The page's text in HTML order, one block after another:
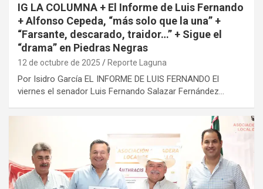
IG LA COLUMNA + El Informe de Luis Fernando
+ Alfonso Cepeda, “más solo que la una” +
“Farsante, descarado, traidor…” + Sigue el
“drama” en Piedras Negras
12 de octubre de 2025 Reporte Laguna
Por Isidro García EL INFORME DE LUIS FERNANDO El
viernes el senador Luis Fernando Salazar Fernández…